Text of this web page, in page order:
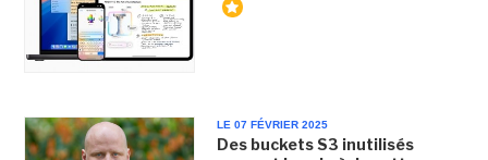
LE 07 FÉVRIER 2025
Des buckets S3 inutilisés